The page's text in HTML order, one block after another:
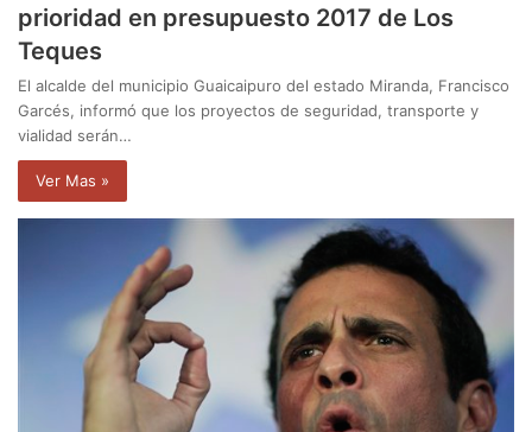
prioridad en presupuesto 2017 de Los
Teques
El alcalde del municipio Guaicaipuro del estado Miranda, Francisco
Garcés, informó que los proyectos de seguridad, transporte y
vialidad serán…
Ver Mas »